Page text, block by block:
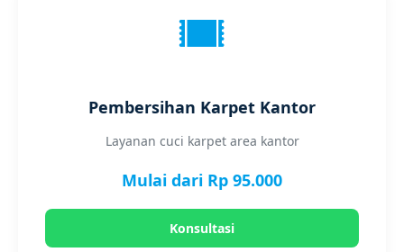
Pembersihan Karpet Kantor
Layanan cuci karpet area kantor
Mulai dari Rp 95.000
Konsultasi